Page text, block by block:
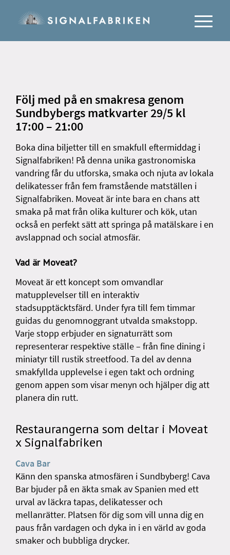
Följ med på en smakresa genom
Sundbybergs matkvarter29/5kl
17:00 – 21:00
Boka dina biljetter till en smakfull eftermiddag i
Signalfabriken! På denna unika gastronomiska
vandring får du utforska, smaka och njuta av lokala
delikatesser från fem framstående matställen i
Signalfabriken. Moveat är inte bara en chans att
smaka på mat från olika kulturer och kök, utan
också en perfekt sätt att springa på matälskare i en
avslappnad och social atmosfär.
Vad är Moveat?
Moveat är ett koncept som omvandlar
matupplevelser till en interaktiv
stadsupptäcktsfärd. Under fyra till fem timmar
guidas du genomnoggrant utvalda smakstopp.
Varje stopp erbjuder en signaturrätt som
representerar respektive ställe – från fine dining i
miniatyr till rustik streetfood. Ta del av denna
smakfyllda upplevelse i egen takt och ordning
genom appen som visar menyn och hjälper dig att
planera din rutt.
Restaurangerna som deltar i Moveat
x Signalfabriken
Cava Bar
Känn den spanska atmosfären i Sundbyberg! Cava
Bar bjuder på en äkta smak av Spanien med ett
urval av läckra tapas, delikatesser och
mellanrätter. Platsen för dig som vill unna dig en
paus från vardagen och dyka in i en värld av goda
smaker och bubbliga drycker.